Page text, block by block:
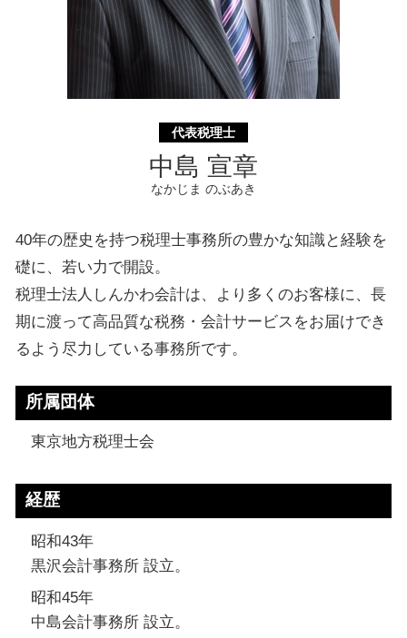
代表税理士
中島 宣章
なかじま のぶあき
40年の歴史を持つ税理士事務所の豊かな知識と経験を
礎に、若い力で開設。
税理士法人しんかわ会計は、より多くのお客様に、長
期に渡って高品質な税務・会計サービスをお届けでき
るよう尽力している事務所です。
所属団体
東京地方税理士会
経歴
昭和43年
黒沢会計事務所 設立。
昭和45年
中島会計事務所 設立。